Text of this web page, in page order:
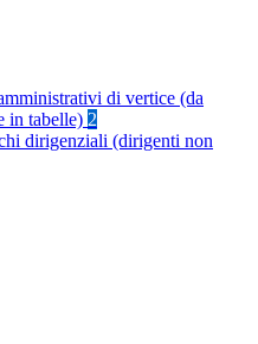
di vertice (da
in tabelle) 2
dirigenziali (dirigenti non